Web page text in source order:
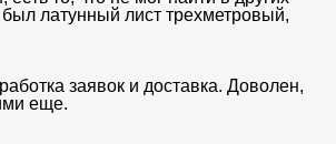
латунный лист трехметровый,
заявок и доставка. Доволен,
еще.